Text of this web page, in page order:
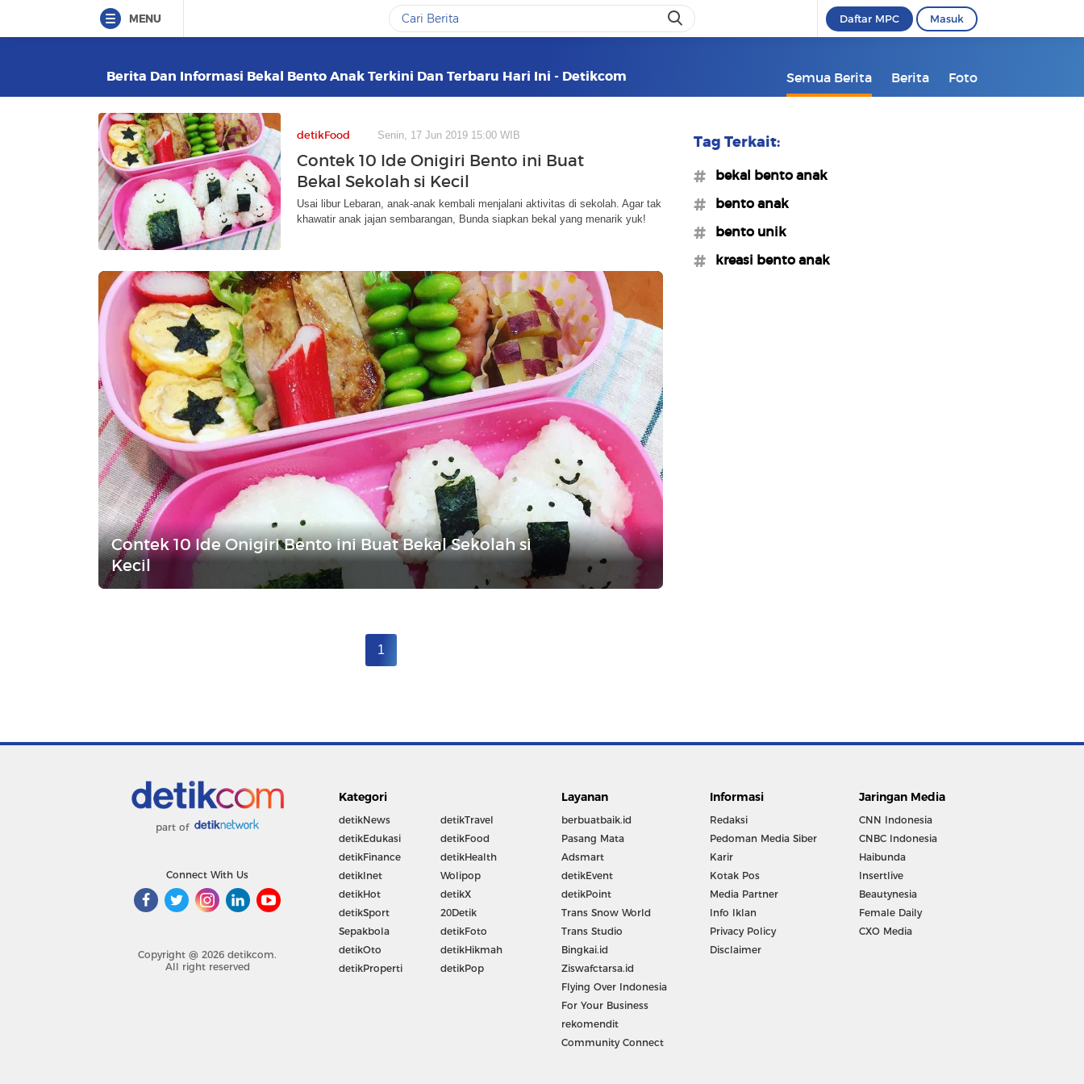
MENU Daftar MPC Masuk
Berita Dan Informasi Bekal Bento Anak Terkini Dan Terbaru Hari Ini - Detikcom Semua Berita Berita Foto
detikFood Senin, 17 Jun 2019 15:00 WIB
Contek 10 Ide Onigiri Bento ini Buat
Bekal Sekolah si Kecil
Usai libur Lebaran, anak-anak kembali menjalani aktivitas di sekolah. Agar tak
khawatir anak jajan sembarangan, Bunda siapkan bekal yang menarik yuk!
Contek 10 Ide Onigiri Bento ini Buat Bekal Sekolah si
Kecil
1
Tag Terkait:
#bekal bento anak
#bento anak
#bento unik
#kreasi bento anak
part of
Connect With Us
Copyright @ 2026 detikcom.
All right reserved
Kategori
detikNews
detikEdukasi
detikFinance
detikInet
detikHot
detikSport
Sepakbola
detikOto
detikProperti
detikTravel
detikFood
detikHealth
Wolipop
detikX
20Detik
detikFoto
detikHikmah
detikPop
Layanan
berbuatbaik.id
Pasang Mata
Adsmart
detikEvent
detikPoint
Trans Snow World
Trans Studio
Bingkai.id
Ziswafctarsa.id
Flying Over Indonesia
For Your Business
rekomendit
Community Connect
Informasi
Redaksi
Pedoman Media Siber
Karir
Kotak Pos
Media Partner
Info Iklan
Privacy Policy
Disclaimer
Jaringan Media
CNN Indonesia
CNBC Indonesia
Haibunda
Insertlive
Beautynesia
Female Daily
CXO Media